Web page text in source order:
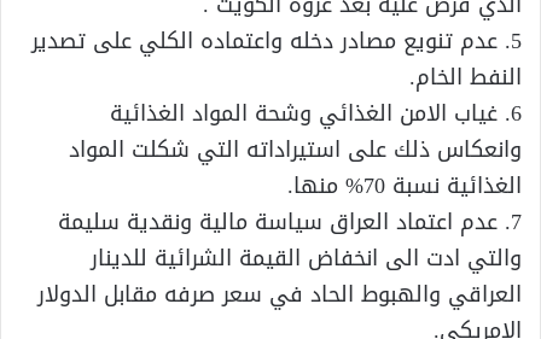
5. عدم تنويع مصادر دخله واعتماده الكلي على تصدير
النفط الخام.
6. غياب الامن الغذائي وشحة المواد الغذائية
وانعكاس ذلك على استيراداته التي شكلت المواد
الغذائية نسبة 70% منها.
7. عدم اعتماد العراق سياسة مالية ونقدية سليمة
والتي ادت الى انخفاض القيمة الشرائية للدينار
العراقي والهبوط الحاد في سعر صرفه مقابل الدولار
الامريكي.